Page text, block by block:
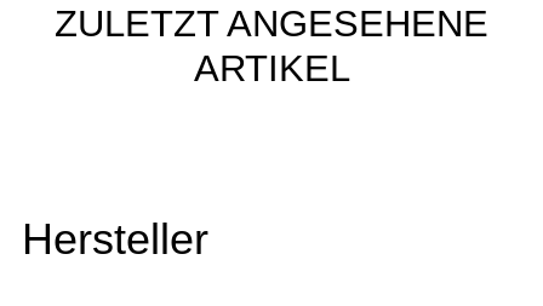
ZULETZT ANGESEHENE
ARTIKEL
Hersteller